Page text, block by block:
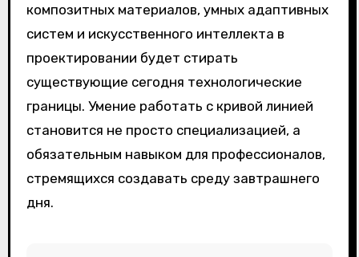
композитных материалов, умных адаптивных
систем и искусственного интеллекта в
проектировании будет стирать
существующие сегодня технологические
границы. Умение работать с кривой линией
становится не просто специализацией, а
обязательным навыком для профессионалов,
стремящихся создавать среду завтрашнего
дня.